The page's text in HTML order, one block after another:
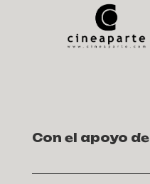
Con el apoyo de